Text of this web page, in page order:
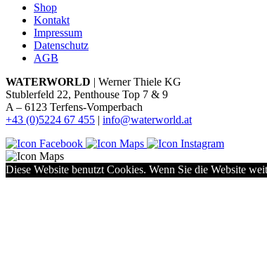
Shop
Kontakt
Impressum
Datenschutz
AGB
WATERWORLD | Werner Thiele KG
Stublerfeld 22, Penthouse Top 7 & 9
A – 6123 Terfens-Vomperbach
+43 (0)5224 67 455 | info@waterworld.at
Diese Website benutzt Cookies. Wenn Sie die Website